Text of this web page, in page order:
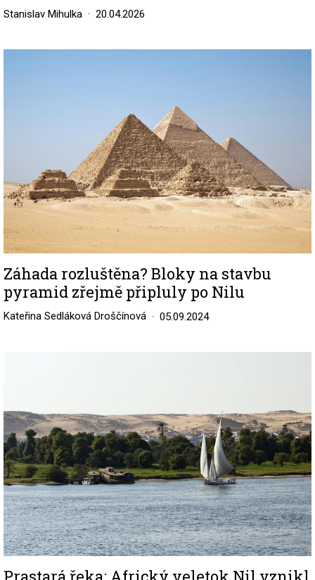
Stanislav Mihulka 20.04.2026
Záhada rozluštěna? Bloky na stavbu
pyramid zřejmě připluly po Nilu
Kateřina Sedláková Droščínová 05.09.2024
Prastará řeka: Africký veletok Nil vznikl